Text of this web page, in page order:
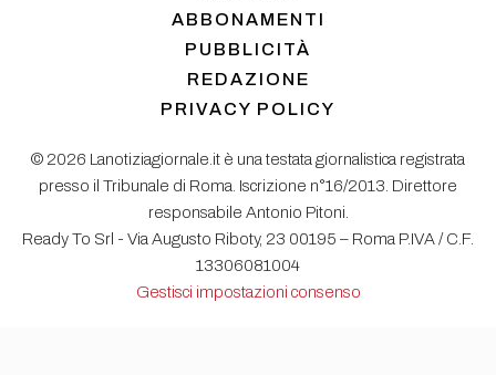
ABBONAMENTI
PUBBLICITÀ
REDAZIONE
PRIVACY POLICY
© 2026 Lanotiziagiornale.it è una testata giornalistica registrata
presso il Tribunale di Roma. Iscrizione n°16/2013. Direttore
responsabile Antonio Pitoni.
Ready To Srl - Via Augusto Riboty, 23 00195 – Roma P.IVA / C.F.
13306081004
Gestisci impostazioni consenso